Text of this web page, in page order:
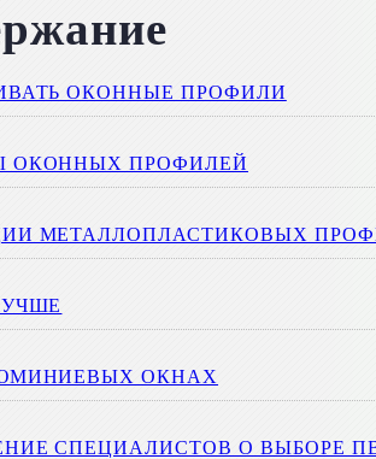
ОКОННЫЕ ПРОФИЛИ
ОКОННЫХ ПРОФИЛЕЙ
МЕТАЛЛОПЛАСТИКОВЫХ
ОКНАХ
СПЕЦИАЛИСТОВ О ВЫБОРЕ